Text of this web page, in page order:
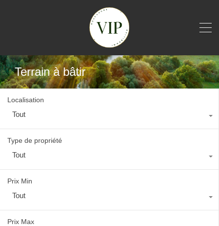
Terrain à bâtir
Localisation
Tout
Type de propriété
Tout
Prix Min
Tout
Prix Max